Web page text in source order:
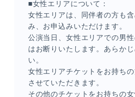
■女性エリアについて：
女性エリアは、同伴者の方も
み、お申込みいただけます。
公演当日、女性エリアでの男
はお断りいたします。あらか
い。
女性エリアチケットをお持ち
させていただきます。
その他のチケットをお持ちの